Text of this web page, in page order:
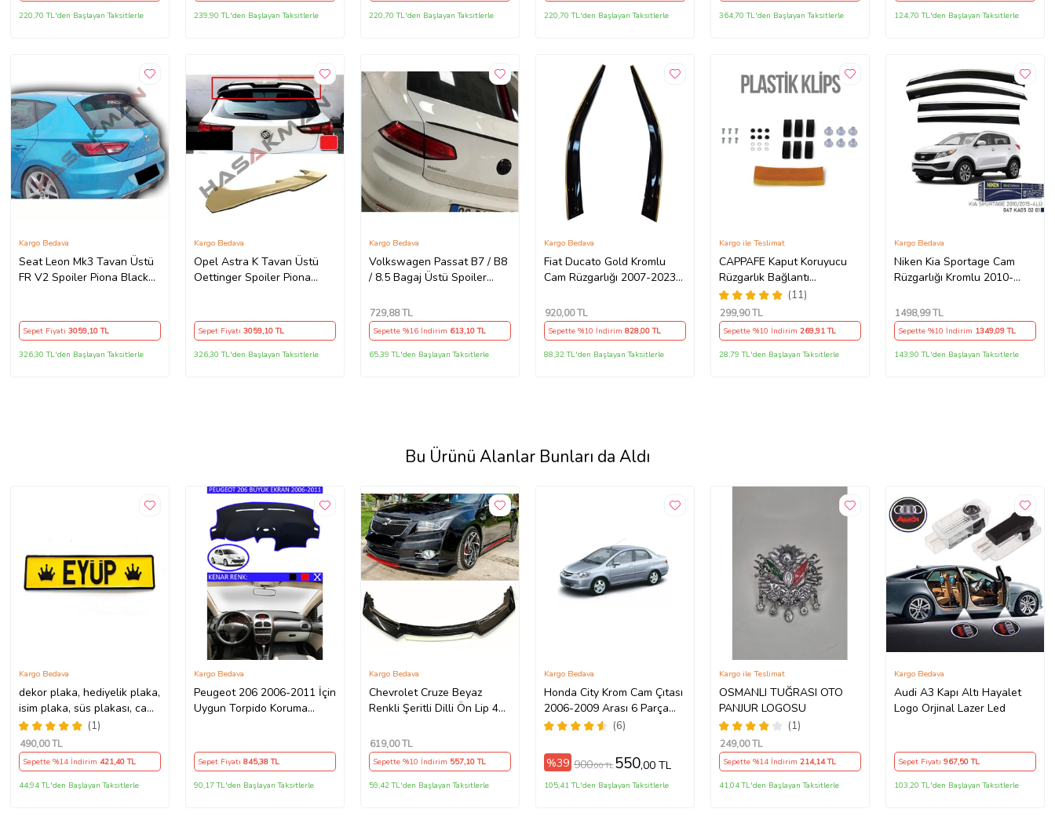
220,70 TL'den Başlayan Taksitlerle 239,90 TL'den Başlayan Taksitlerle 220,70 TL'den Başlayan Taksitlerle 220,70 TL'den Başlayan Taksitlerle 364,70 TL'den Başlayan Taksitlerle 124,70 TL'den Başlayan Taksitlerle
Seat Leon Mk3 Tavan Üstü
FR V2 Spoiler Piona Black
Kargo Bedava
Sepet Fiyatı 3059,10 TL
326,30 TL'den Başlayan Taksitlerle
Opel Astra K Tavan Üstü
Oettinger Spoiler Piona
Kargo Bedava
Sepet Fiyatı 3059,10 TL
326,30 TL'den Başlayan Taksitlerle
Volkswagen Passat B7 / B8
/ 8.5 Bagaj Üstü Spoiler
Kargo Bedava
729,88 TL
Sepette %16 İndirim 613,10 TL
65,39 TL'den Başlayan Taksitlerle
Fiat Ducato Gold Kromlu
Cam Rüzgarlığı 2007-2023
Kargo Bedava
920,00 TL
Sepette %10 İndirim 828,00 TL
88,32 TL'den Başlayan Taksitlerle
CAPPAFE Kaput Koruyucu
Rüzgarlık Bağlantı
Aparatları Seti(11)
Kargo ile Teslimat
299,90 TL
Sepette %10 İndirim269,91 TL
28,79 TL'den Başlayan Taksitlerle
Niken Kia Sportage Cam
Rüzgarlığı Kromlu 2010-
Kargo Bedava
1498,99 TL
Sepette %10 İndirim 1349,09 TL
143,90 TL'den Başlayan Taksitlerle
Bu Ürünü Alanlar Bunları da Aldı
dekor plaka, hediyelik plaka,
isim plaka, süs plakası, cam
önü plakası, tırcı plakası
(Sarı-Siyah)
(1)
Kargo Bedava
490,00 TL
Sepette %14 İndirim 421,40 TL
44,94 TL'den Başlayan Taksitlerle
Peugeot 206 2006-2011 İçin
Uygun Torpido Koruma
Kargo Bedava
Sepet Fiyatı 845,38 TL
90,17 TL'den Başlayan Taksitlerle
Chevrolet Cruze Beyaz
Renkli Şeritli Dilli Ön Lip 4
Kargo Bedava
619,00 TL
Sepette %10 İndirim 557,10 TL
59,42 TL'den Başlayan Taksitlerle
Honda City Krom Cam Çıtası
2006-2009 Arası 6 Parça
Paslanmaz Çelik
(6)
Kargo Bedava
%39 900,00 TL 550,00 TL
105,41 TL'den Başlayan Taksitlerle
OSMANLI TUĞRASI OTO
PANJUR LOGOSU
(1)
Kargo ile Teslimat
249,00 TL
Sepette %14 İndirim214,14 TL
41,04 TL'den Başlayan Taksitlerle
Audi A3 Kapı Altı Hayalet
Logo Orjinal Lazer Led
Kargo Bedava
Sepet Fiyatı967,50 TL
103,20 TL'den Başlayan Taksitlerle